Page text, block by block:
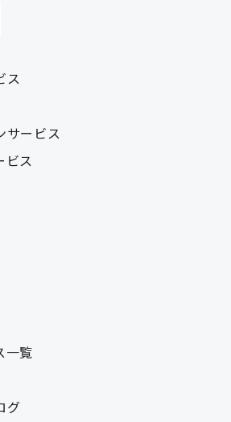
ス
サービス
ビス
一覧
グ